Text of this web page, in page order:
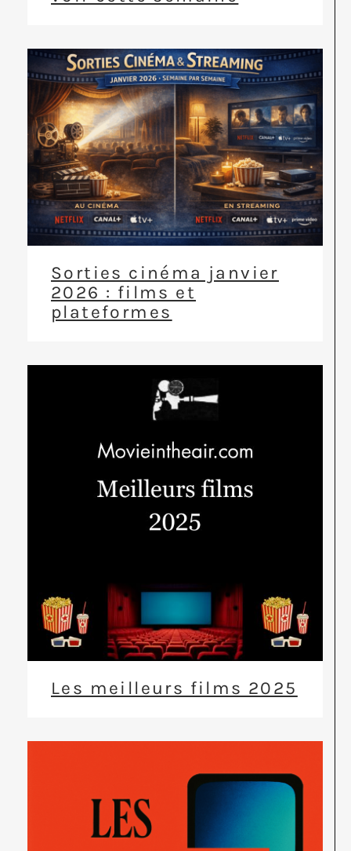
Sorties cinéma janvier
2026 : films et
plateformes
Les meilleurs films 2025